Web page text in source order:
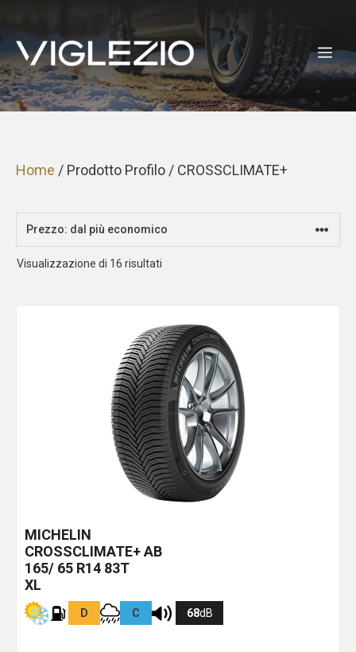
contenuto
Home / Prodotto Profilo / CROSSCLIMATE+
Visualizzazione di 16 risultati
MICHELIN
CROSSCLIMATE+AB
165/ 65 R14 83T
XL
D C 68dB